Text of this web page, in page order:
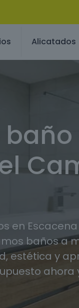
Alicatados
en
baños a
estética y
ahora